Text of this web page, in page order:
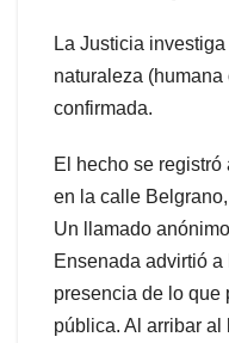
La Justicia
naturaleza
confirmada.
El hecho se
en la calle
Un llamado
Ensenada advirtió
presencia de lo que
pública. Al arribar